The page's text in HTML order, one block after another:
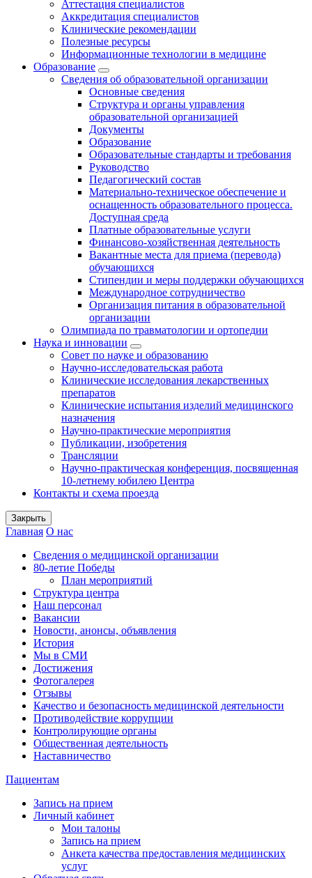
Аттестация специалистов
Аккредитация специалистов
Клинические рекомендации
Полезные ресурсы
Информационные технологии в медицине
Образование
Сведения об образовательной организации
Основные сведения
Структура и органы управления
образовательной организацией
Документы
Образование
Образовательные стандарты и требования
Руководство
Педагогический состав
Материально-техническое обеспечение и
оснащенность образовательного процесса.
Доступная среда
Платные образовательные услуги
Финансово-хозяйственная деятельность
Вакантные места для приема (перевода)
обучающихся
Стипендии и меры поддержки обучающихся
Международное сотрудничество
Организация питания в образовательной
организации
Олимпиада по травматологии и ортопедии
Наука и инновации
Совет по науке и образованию
Научно-исследовательская работа
Клинические исследования лекарственных
препаратов
Клинические испытания изделий медицинского
назначения
Научно-практические мероприятия
Публикации, изобретения
Трансляции
Научно-практическая конференция, посвященная
10-летнему юбилею Центра
Контакты и схема проезда
Закрыть
Главная О нас
Сведения о медицинской организации
80-летие Победы
План мероприятий
Структура центра
Наш персонал
Вакансии
Новости, анонсы, объявления
История
Мы в СМИ
Достижения
Фотогалерея
Отзывы
Качество и безопасность медицинской деятельности
Противодействие коррупции
Контролирующие органы
Общественная деятельность
Наставничество
Пациентам
Запись на прием
Личный кабинет
Мои талоны
Запись на прием
Анкета качества предоставления медицинских
услуг